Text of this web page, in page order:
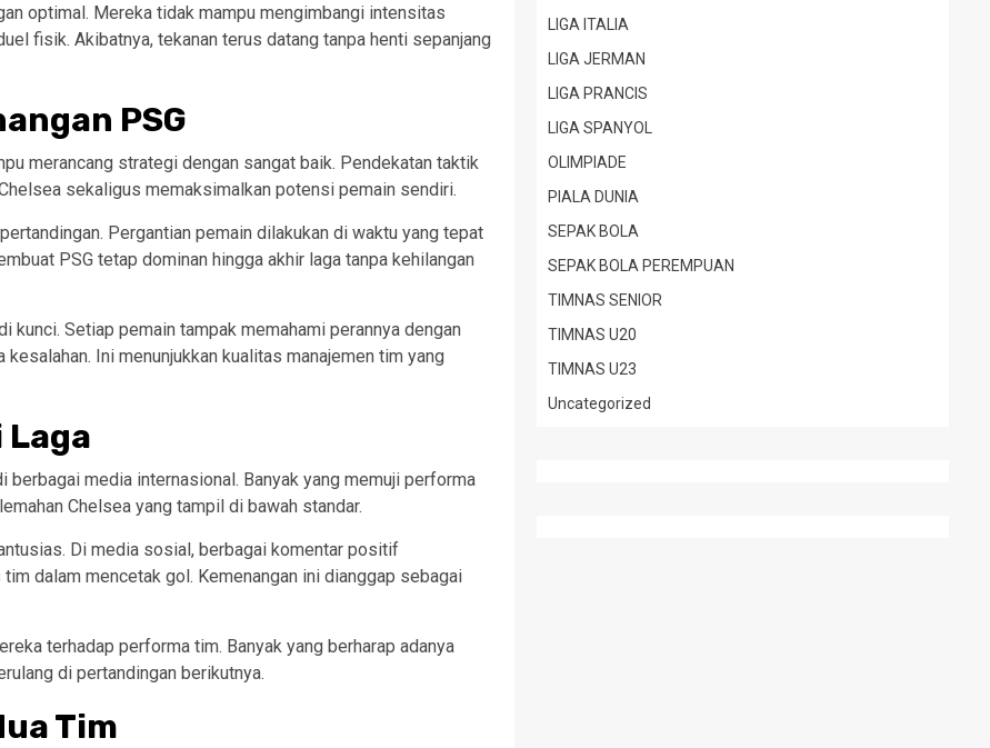
optimal. Mereka tidak mampu mengimbangi intensitas
fisik. Akibatnya, tekanan terus datang tanpa henti sepanjang
PSG
merancang strategi dengan sangat baik. Pendekatan taktik
sekaligus memaksimalkan potensi pemain sendiri.
Pergantian pemain dilakukan di waktu yang tepat
PSG tetap dominan hingga akhir laga tanpa kehilangan
kunci. Setiap pemain tampak memahami perannya dengan
Ini menunjukkan kualitas manajemen tim yang
Laga
berbagai media internasional. Banyak yang memuji performa
Chelsea yang tampil di bawah standar.
Di media sosial, berbagai komentar positif
dalam mencetak gol. Kemenangan ini dianggap sebagai
terhadap performa tim. Banyak yang berharap adanya
di pertandingan berikutnya.
Tim
LIGA ITALIA
LIGA JERMAN
LIGA PRANCIS
LIGA SPANYOL
OLIMPIADE
PIALA DUNIA
SEPAK BOLA
SEPAK BOLA PEREMPUAN
TIMNAS SENIOR
TIMNAS U20
TIMNAS U23
Uncategorized